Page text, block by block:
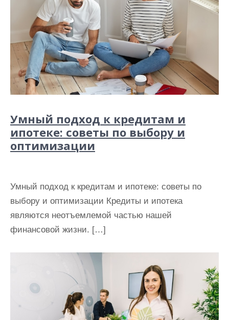
Умный подход к кредитам и
ипотеке: советы по выбору и
оптимизации
Умный подход к кредитам и ипотеке: советы по
выбору и оптимизации Кредиты и ипотека
являются неотъемлемой частью нашей
финансовой жизни. […]